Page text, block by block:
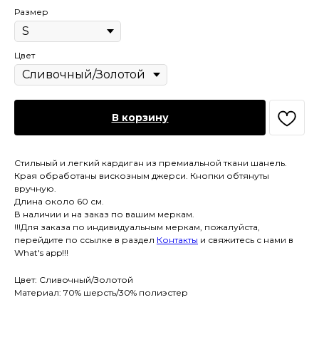
Размер
Цвет
В корзину
Стильный и легкий кардиган из премиальной ткани шанель.
Края обработаны вискозным джерси. Кнопки обтянуты
вручную.
Длина около 60 см.
В наличии и на заказ по вашим меркам.
!!!Для заказа по индивидуальным меркам, пожалуйста,
перейдите по ссылке в раздел Контакты и свяжитесь с нами в
What's app!!!
Цвет: Сливочный/Золотой
Материал: 70% шерсть/30% полиэстер